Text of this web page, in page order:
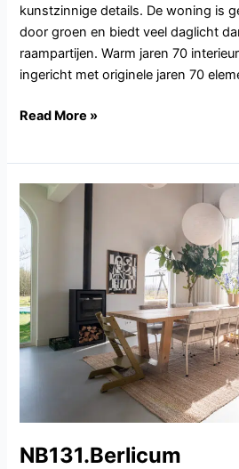
kunstzinnige details. De woning is
door groen en biedt veel daglicht
raampartijen. Warm jaren 70
ingericht met originele jaren 70
Read More »
NB131.Berlicum
NB131.Berlicum